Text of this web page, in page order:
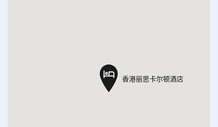
香港丽思卡尔顿酒店
香港丽思卡尔顿酒店